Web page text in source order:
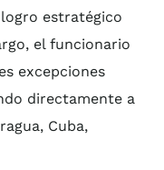
estratégico
el funcionario
excepciones
directamente a
Cuba,